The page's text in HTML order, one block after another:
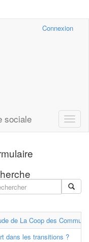
Connexion
sociale
Toggle
de La Coop des
dans les transitions ?